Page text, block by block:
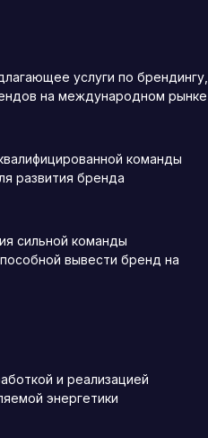
услуги по брендингу,
на международном рынке
команды
развития бренда
сильной команды
вывести бренд на
и реализацией
энергетики